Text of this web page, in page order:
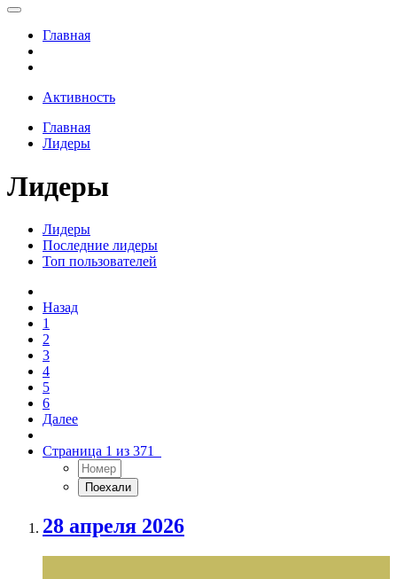
Главная
Активность
Главная
Лидеры
Лидеры
Лидеры
Последние лидеры
Топ пользователей
Назад
1
2
3
4
5
6
Далее
Страница 1 из 371
28 апреля 2026